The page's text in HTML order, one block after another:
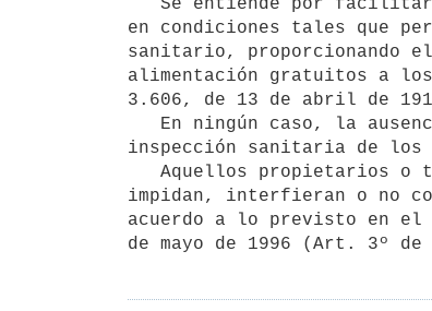
en condiciones tales que
sanitario, proporcionando
alimentación gratuitos a
3.606, de 13 de abril de
inspección sanitaria de los
impidan, interfieran o no
acuerdo a lo previsto en